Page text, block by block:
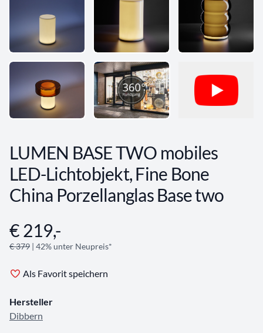
LUMEN BASE TWO mobiles
LED-Lichtobjekt, Fine Bone
China Porzellanglas Base two
Angebotsinformationen
€ 219,-
€ 379 | 42% unter Neupreis*
Als Favorit speichern
Hersteller
Dibbern